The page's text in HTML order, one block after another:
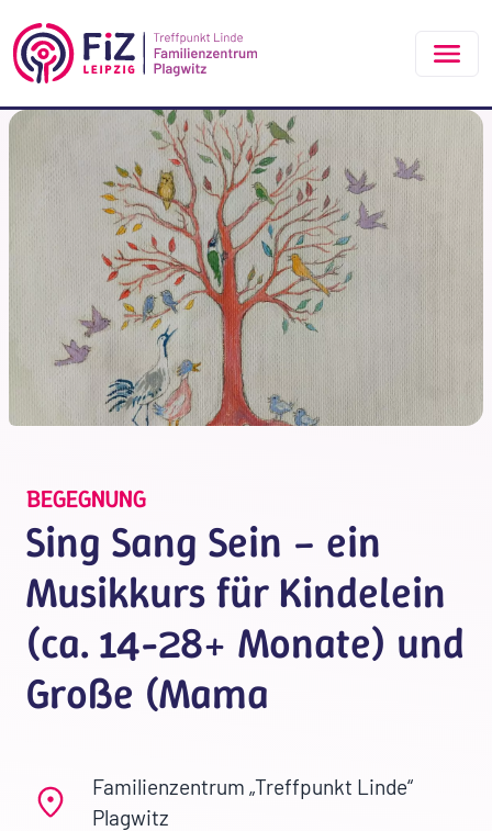
BEGEGNUNG
Sing Sang Sein – ein
Musikkurs für Kindelein
(ca. 14-28+ Monate) und
Große (Mama
Familienzentrum „Treffpunkt Linde“
Plagwitz